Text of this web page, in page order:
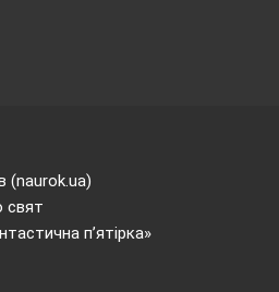
(naurok.ua)
свят
п’ятірка»